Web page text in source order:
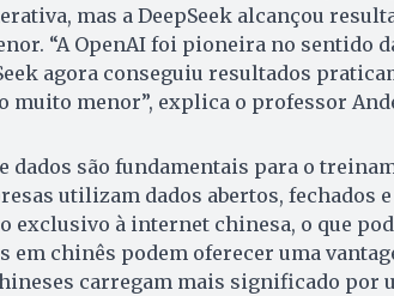
mas a DeepSeek alcançou
“A OpenAI foi pioneira no sentido
agora conseguiu resultados
muito menor”, explica o professor
dados são fundamentais para o
utilizam dados abertos, fechados
exclusivo à internet chinesa, o que
em chinês podem oferecer uma
carregam mais significado por